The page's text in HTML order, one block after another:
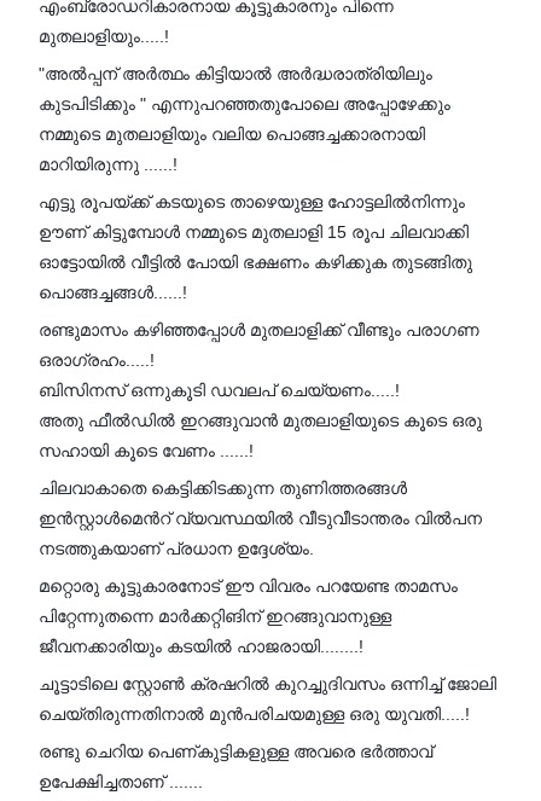
എംബ്രോഡറികാരനായ കൂട്ടുകാരനും പിന്നെ
മുതലാളിയും.....!
"അൽപ്പന് അർത്ഥം കിട്ടിയാൽ അർദ്ധരാത്രിയിലും
കുടപിടിക്കും " എന്നുപറഞ്ഞതുപോലെ അപ്പോഴേക്കും
നമ്മുടെ മുതലാളിയും വലിയ പൊങ്ങച്ചക്കാരനായി
മാറിയിരുന്നു ......!
എട്ടു രൂപയ്ക്ക് കടയുടെ താഴെയുള്ള ഹോട്ടലിൽനിന്നും
ഊണ് കിട്ടുമ്പോൾ നമ്മുടെ മുതലാളി 15 രൂപ ചിലവാക്കി
ഓട്ടോയിൽ വീട്ടിൽ പോയി ഭക്ഷണം കഴിക്കുക തുടങ്ങിതു
പൊങ്ങച്ചങ്ങൾ......!
രണ്ടുമാസം കഴിഞ്ഞപ്പോൾ മുതലാളിക്ക് വീണ്ടും പരാഗണ
ഒരാഗ്രഹം.....!
ബിസിനസ് ഒന്നുകൂടി ഡവലപ്‌ ചെയ്യണം.....!
അതു ഫീൽഡിൽ ഇറങ്ങുവാൻ മുതലാളിയുടെ കൂടെ ഒരു
സഹായി കൂടെ വേണം ......!
ചിലവാകാതെ കെട്ടിക്കിടക്കുന്ന തുണിത്തരങ്ങൾ
ഇൻസ്റ്റാൾമെൻറ് വ്യവസ്ഥയിൽ വീടുവീടാന്തരം വിൽപന
നടത്തുകയാണ് പ്രധാന ഉദ്ദേശ്യം.
മറ്റൊരു കൂട്ടുകാരനോട് ഈ വിവരം പറയേണ്ട താമസം
പിറ്റേന്നുതന്നെ മാർക്കറ്റിങിന് ഇറങ്ങുവാനുള്ള
ജീവനക്കാരിയും കടയിൽ ഹാജരായി........!
ചൂട്ടാടിലെ സ്റ്റോൺ ക്രഷറിൽ കുറച്ചുദിവസം ഒന്നിച്ച് ജോലി
ചെയ്തിരുന്നതിനാൽ മുൻപരിചയമുള്ള ഒരു യുവതി.....!
രണ്ടു ചെറിയ പെണ്കുട്ടികളുള്ള അവരെ ഭർത്താവ്
ഉപേക്ഷിച്ചതാണ് .......